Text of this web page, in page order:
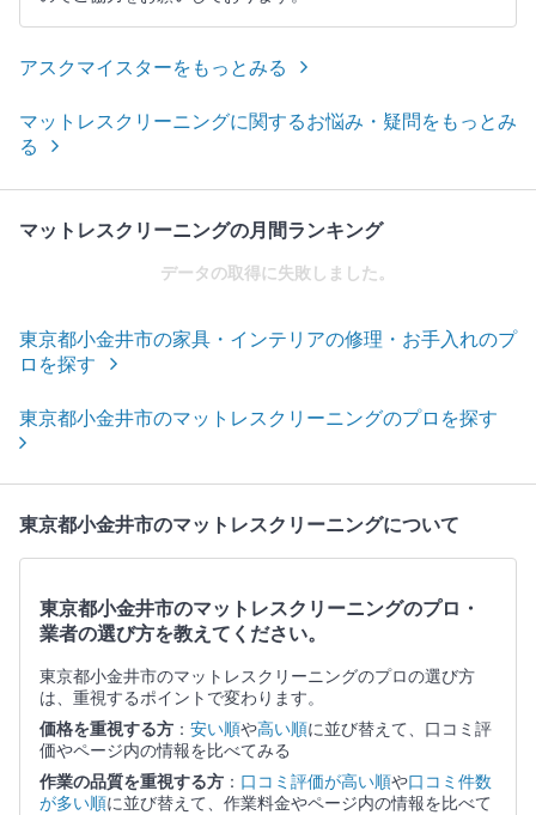
アスクマイスターをもっとみる
マットレスクリーニングに関するお悩み・疑問をもっとみ
る
マットレスクリーニングの月間ランキング
データの取得に失敗しました。
東京都小金井市の家具・インテリアの修理・お手入れのプ
ロを探す
東京都小金井市のマットレスクリーニングのプロを探す
東京都小金井市のマットレスクリーニングについて
東京都小金井市のマットレスクリーニングのプロ・
業者の選び方を教えてください。
東京都小金井市のマットレスクリーニングのプロの選び方
は、重視するポイントで変わります。
価格を重視する方 ： 安い順や高い順に並び替えて、口コミ評
価やページ内の情報を比べてみる
作業の品質を重視する方 ： 口コミ評価が高い順や口コミ件数
が多い順に並び替えて、作業料金やページ内の情報を比べて